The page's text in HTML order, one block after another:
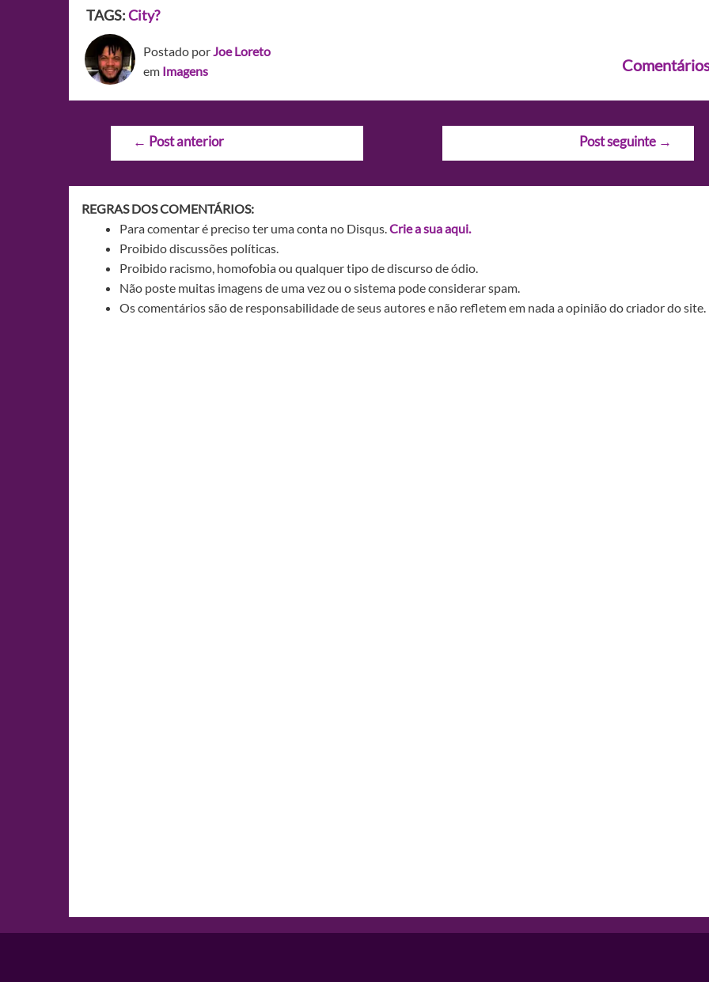
TAGS:City?
Postado porJoe Loreto
em Imagens
Navegação
← Post anterior Post seguinte →
REGRAS DOS COMENTÁRIOS:
Para comentar é preciso ter uma conta no Disqus.Crie a sua aqui.
Proibido discussões políticas.
Proibido racismo, homofobia ou qualquer tipo de discurso de ódio.
Não poste muitas imagens de uma vez ou o sistema pode considerar spam.
Os comentários são de responsabilidade de seus autores e não refletem em nada a opinião do criador do site.